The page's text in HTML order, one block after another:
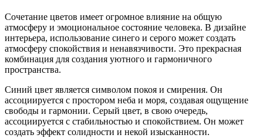
Сочетание цветов имеет огромное влияние на общую
атмосферу и эмоциональное состояние человека. В дизайне
интерьера, использование синего и серого может создать
атмосферу спокойствия и ненавязчивости. Это прекрасная
комбинация для создания уютного и гармоничного
пространства.
Синий цвет является символом покоя и смирения. Он
ассоциируется с простором неба и моря, создавая ощущение
свободы и гармонии. Серый цвет, в свою очередь,
ассоциируется с стабильностью и спокойствием. Он может
создать эффект солидности и некой изысканности.